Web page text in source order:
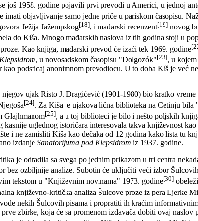
još 1958. godine pojavili prvi prevodi u Americi, u jednoj
objavljivanje samo jedne priče u pariskom časopisu.
Ježija Jažempskog[18], i mađarski recenzent[19] novog
do Kiša. Mnogo mađarskih naslova iz tih godina stoji u
Kao knjiga, mađarski prevod će izaći tek 1969. godine
, u novosadskom časopisu "Dolgozók"[23], u
podsticaj anonimnom prevodiocu. U to doba Kiš je već
ujak Risto J. Dragićević (1901-1980) bio kratko vreme
[24]. Za Kiša je ujakova lična biblioteka na Cetinju bila
Glajhmanom[25], a u toj biblioteci je bilo i nešto poljskih
uglednog istoričara interesovala takva književnost kao
i ne zamisliti Kiša kao dečaka od 12 godina kako lista tu
izdanje Sanatorijuma pod Klepsidrom iz 1937. godine.
je odradila sa svega po jednim prikazom u tri centra
bez ozbiljnije analize. Subotin će uključiti veći izbor
tekstom u "Književnim novinama" 1973. godine[30]
književno-kritička analiza Šulcove proze iz pera Ljerke
nekih Šulcovih pisama i propratiti ih kraćim
zbirke, koja će sa promenom izdavača dobiti ovaj naslov